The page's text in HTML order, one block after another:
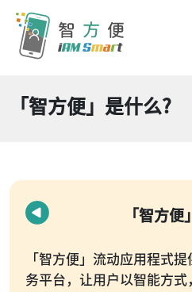
「智方便」是什么?
「智方
「智方便」流动应用程式
务平台，让用户以智能方